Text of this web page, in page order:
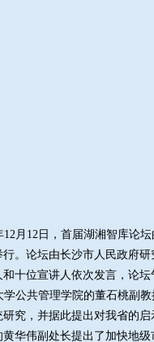
12月12日，首届湖湘智库论
行。论坛由长沙市人民政府
和十位宣讲人依次发言，论
学公共管理学院的董石桃副
研究，并据此提出对我省的
黄华伟副处长提出了加快地